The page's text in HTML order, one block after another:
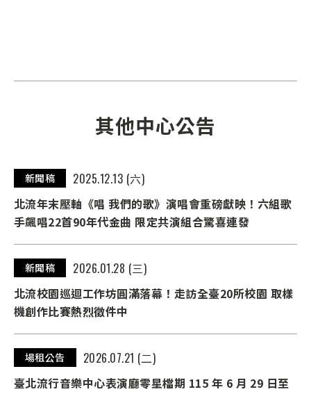
其他中心公告
新聞稿
2025.12.13 (六)
北流年末壓軸《唱 我們的歌》演唱會重磅獻映！六組歌
手飆唱22首90年代金曲 限定共演組合驚喜連發
新聞稿
2026.01.28 (三)
北流校園巡迴工作坊圓滿落幕！走訪全臺20所校園 取樣
機創作比賽熱烈徵件中
場租公告
2026.07.21 (二)
臺北流行音樂中心表演廳零星檔期 115 年 6 月 29 日至